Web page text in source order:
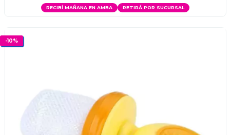
RECIBÍ MAÑANA EN AMBA RETIRÁ POR SUCURSAL
-10%